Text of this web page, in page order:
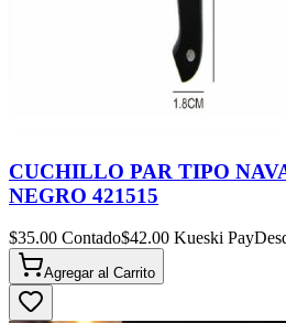
CUCHILLO PAR TIPO
NEGRO 421515
$35.00 Contado$42.00 Kueski Pay
Agregar al Carrito